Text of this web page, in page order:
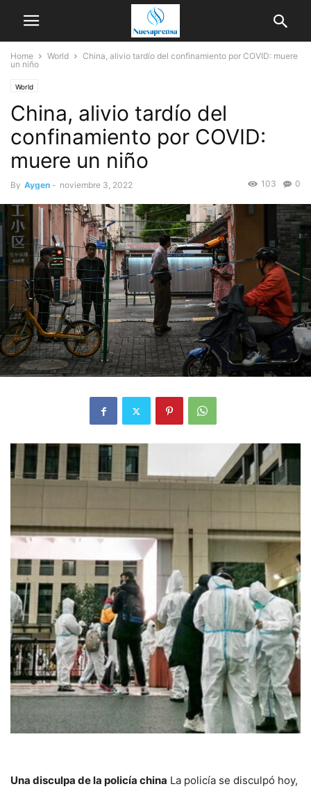
Home World
China, alivio tardío del confinamiento por COVID: muere
un niño
World
China, alivio tardío del
confinamiento por COVID:
muere un niño
By Aygen - noviembre 3, 2022 0
103
Una disculpa de la policía china La policía se disculpó hoy,